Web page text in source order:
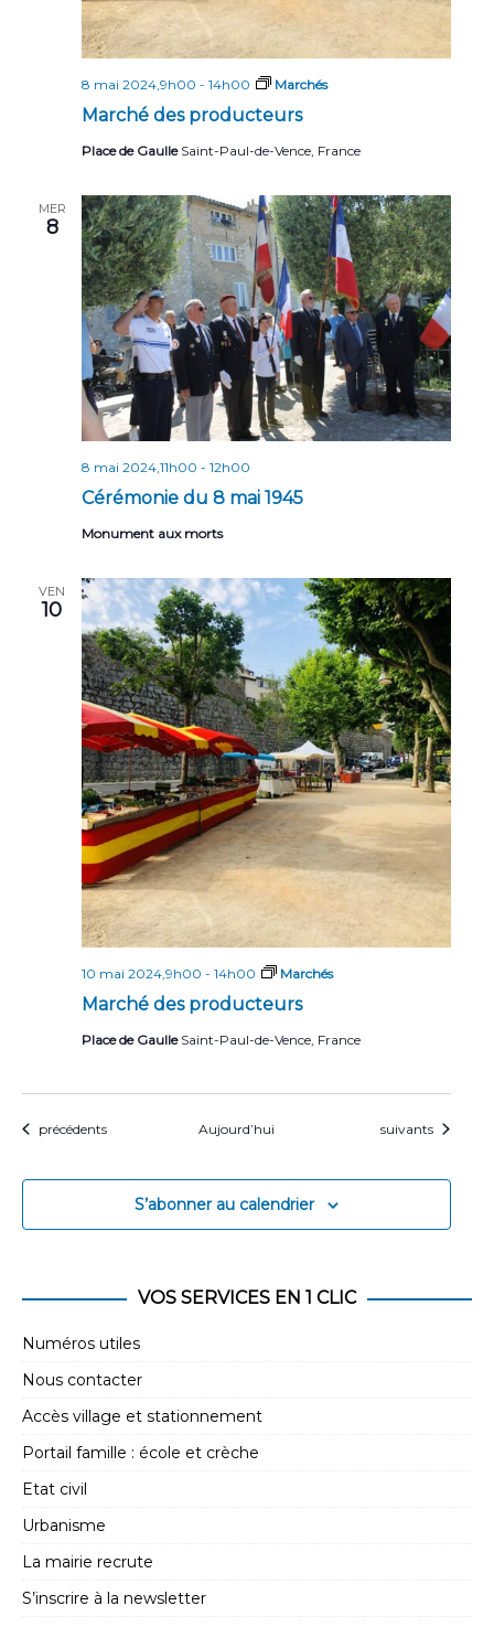
Marché des producteurs
8 mai 2024,9h00 - 14h00 Marchés
Place de Gaulle Saint-Paul-de-Vence, France
MER
8
Cérémonie du 8 mai 1945
8 mai 2024,11h00 - 12h00
Monument aux morts
VEN
10
Marché des producteurs
10 mai 2024,9h00 - 14h00 Marchés
Place de Gaulle Saint-Paul-de-Vence, France
Évènements
précédents Aujourd’hui Évènements
suivants
S’abonner au calendrier
VOS SERVICES EN 1 CLIC
Numéros utiles
Nous contacter
Accès village et stationnement
Portail famille : école et crèche
Etat civil
Urbanisme
La mairie recrute
S’inscrire à la newsletter